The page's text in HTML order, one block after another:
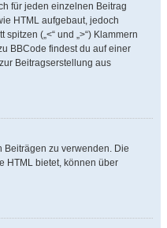
für jeden einzelnen Beitrag
HTML aufgebaut, jedoch
spitzen („<“ und „>“) Klammern
BBCode findest du auf einer
Beitragserstellung aus
Beiträgen zu verwenden. Die
HTML bietet, können über